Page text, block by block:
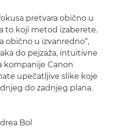
pretvara obično u
to koji metod izaberete.
obično u izvanredno“,
do pejzaža, intuitivne
kompanije Canon
upečatljive slike koje
do zadnjeg plana.
Bol